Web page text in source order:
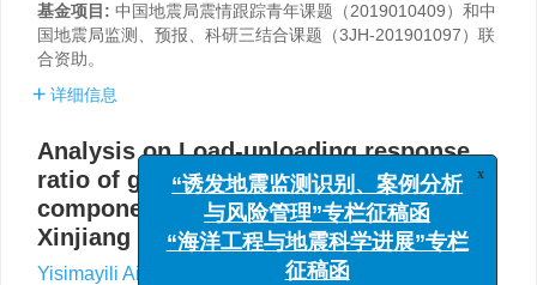
基金项目: 中国地震局震情跟踪青年课题（2019010409）和中
国地震局监测、预报、科研三结合课题（3JH-201901097）联
合资助。
详细信息
Analysis on Load-unloading response
ratio of geomagnetic vertical
component in western part of South,
Xinjiang
Yisimayili Aisa· Lili Feng2
“诱发地震监测识别、案例分析
与风险管理”专栏征稿函
“海洋工程与地震科学进展”专栏
征稿函